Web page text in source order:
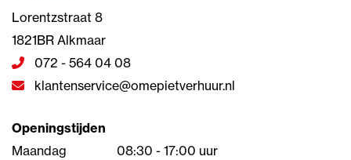
Lorentzstraat 8
1821BR Alkmaar
072 - 564 04 08
klantenservice@omepietverhuur.nl
Openingstijden
Maandag
08:30 - 17:00 uur